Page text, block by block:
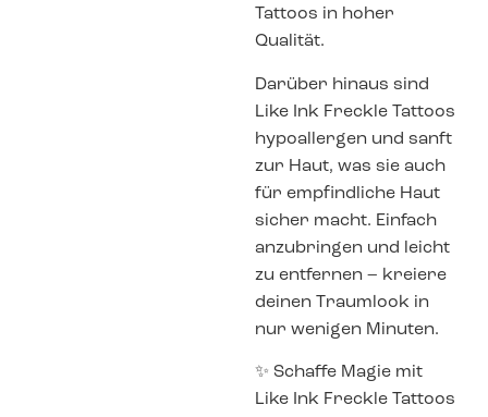
Tattoos in hoher
Qualität.
Darüber hinaus sind
Like Ink Freckle Tattoos
hypoallergen und sanft
zur Haut, was sie auch
für empfindliche Haut
sicher macht. Einfach
anzubringen und leicht
zu entfernen – kreiere
deinen Traumlook in
nur wenigen Minuten.
✨ Schaffe Magie mit
Like Ink Freckle Tattoos